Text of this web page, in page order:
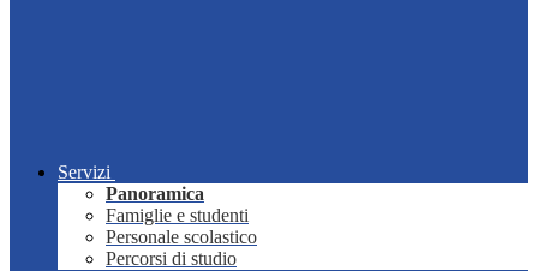
Servizi
Panoramica
Famiglie e studenti
Personale scolastico
Percorsi di studio